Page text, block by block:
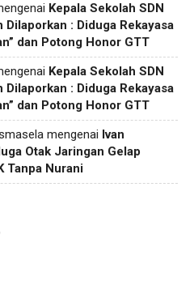
Kepala Sekolah SDN
Dilaporkan : Diduga Rekayasa
dan Potong Honor GTT
Kepala Sekolah SDN
Dilaporkan : Diduga Rekayasa
dan Potong Honor GTT
mengenai Ivan
Otak Jaringan Gelap
Tanpa Nurani